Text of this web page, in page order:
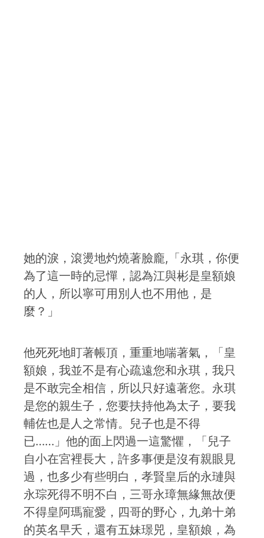
她的淚，滾燙地灼燒著臉龐,「永琪，你便
為了這一時的忌憚，認為江與彬是皇額娘
的人，所以寧可用別人也不用他，是
麼？」
他死死地盯著帳頂，重重地喘著氣，「皇
額娘，我並不是有心疏遠您和永琪，我只
是不敢完全相信，所以只好遠著您。永琪
是您的親生子，您要扶持他為太子，要我
輔佐也是人之常情。兒子也是不得
已……」他的面上閃過一這驚懼，「兒子
自小在宮裡長大，許多事便是沒有親眼見
過，也多少有些明白，孝賢皇后的永璉與
永琮死得不明不白，三哥永璋無緣無故便
不得皇阿瑪寵愛，四哥的野心，九弟十弟
的英名早夭，還有五妹璟兕，皇額娘，為